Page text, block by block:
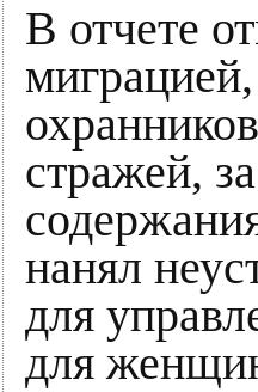
В отчете
стражей,
нанял
для
для